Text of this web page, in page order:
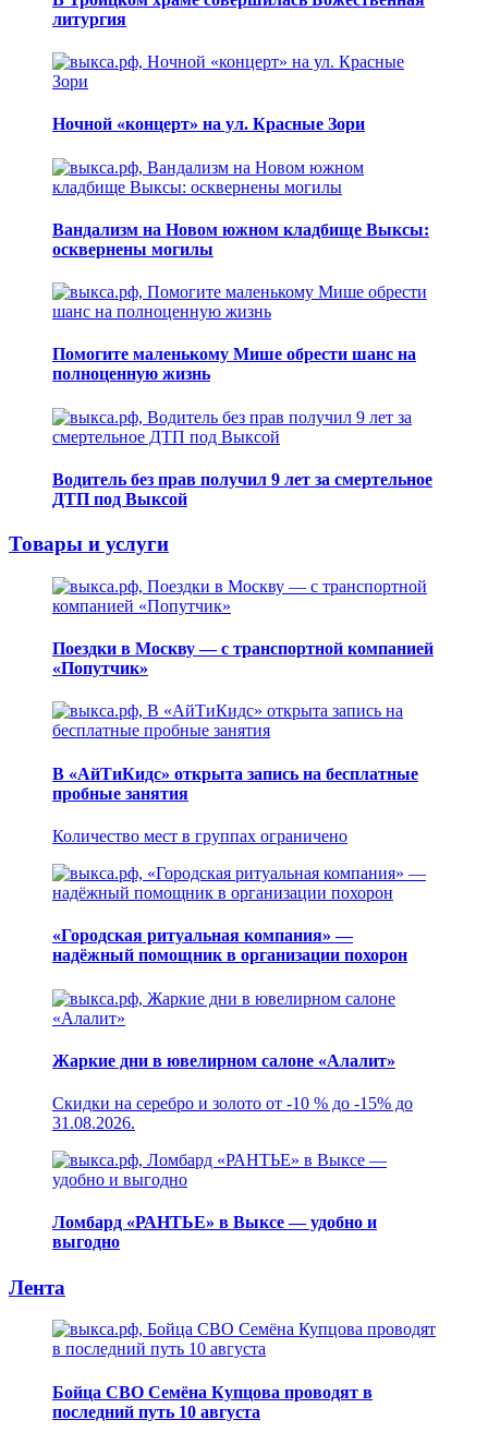
литургия
Ночной «концерт» на ул. Красные Зори
Вандализм на Новом южном кладбище Выксы:
осквернены могилы
Помогите маленькому Мише обрести шанс на
полноценную жизнь
Водитель без прав получил 9 лет за смертельное
ДТП под Выксой
Товары и услуги
Поездки в Москву — с транспортной компанией
«Попутчик»
В «АйТиКидс» открыта запись на бесплатные
пробные занятия
Количество мест в группах ограничено
«Городская ритуальная компания» —
надёжный помощник в организации похорон
Жаркие дни в ювелирном салоне «Алалит»
Скидки на серебро и золото от -10 % до -15% до
31.08.2026.
Ломбард «РАНТЬЕ» в Выксе — удобно и
выгодно
Лента
Бойца СВО Семёна Купцова проводят в
последний путь 10 августа